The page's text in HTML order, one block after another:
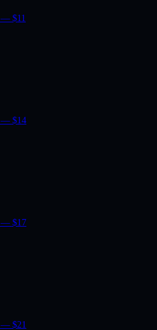
— $11
— $14
— $17
— $21